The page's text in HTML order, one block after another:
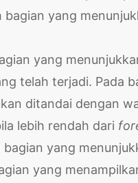
bagian yang
yang
telah terjadi. Pada
ditandai dengan
lebih rendah dari
bagian yang
yang